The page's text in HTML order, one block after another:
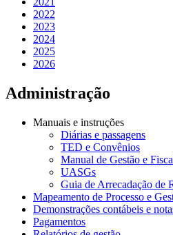
2022
2023
2024
2025
2026
Administração
Manuais e instruções
Diárias e passagens
TED e Convênios
Manual de Gestão e
UASGs
Guia de Arrecadação de
Mapeamento de Processo e
Demonstrações contábeis e
Pagamentos